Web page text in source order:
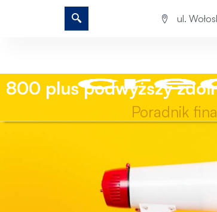
ul.
800 plus podwyższy
Poradnik